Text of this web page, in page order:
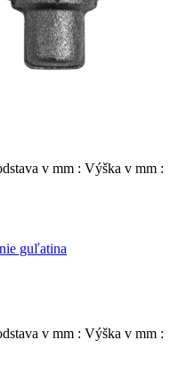
v mm : Výška v mm :
v mm : Výška v mm :